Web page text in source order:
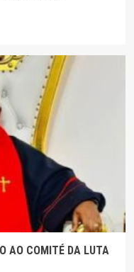
AO COMITÉ DA LUTA